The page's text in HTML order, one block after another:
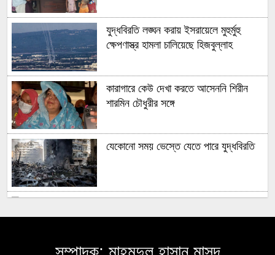
যুদ্ধবিরতি লঙ্ঘন করায় ইসরায়েলে মুহুর্মুহু
ক্ষেপণাস্ত্র হামলা চালিয়েছে হিজবুল্লাহ
কারাগারে কেউ দেখা করতে আসেননি শিরীন
শারমিন চৌধুরীর সঙ্গে
যেকোনো সময় ভেস্তে যেতে পারে যুদ্ধবিরতি
ট্রাইব্যুনালে হাজির ৬ আসামি